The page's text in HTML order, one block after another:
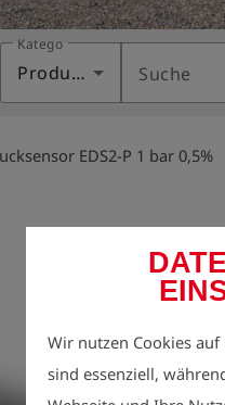
Wir nutzen Cookies
sind essenziell,
Kategorie
Produkte Suche
EDS2-P 1 bar 0,5%